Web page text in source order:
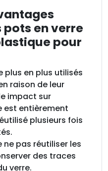
en verre
pour
plus en plus utilisés
raison de leur
impact sur
est entièrement
plusieurs fois
pas réutiliser les
des traces
verre.